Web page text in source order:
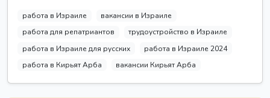
работа в Израиле
вакансии в Израиле
работа для репатриантов
трудоустройство в Израиле
работа в Израиле для русских
работа в Израиле 2024
работа в Кирьят Арба
вакансии Кирьят Арба